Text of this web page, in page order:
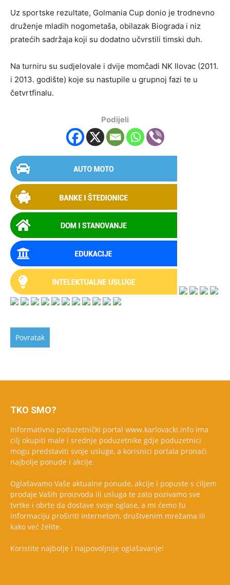
Uz sportske rezultate, Golmania Cup donio je trodnevno
druženje mladih nogometaša, obilazak Biograda i niz
pratećih sadržaja koji su dodatno učvrstili timski duh.
Na turniru su sudjelovale i dvije momčadi NK Ilovac (2011.
i 2013. godište) koje su nastupile u grupnoj fazi te u
četvrtfinalu.
Podijeli
TKO SMO?
Informativno poduzetnički portal www.karlovacki.info ima
cilj okupiti male i srednje poduzetnike gdje poduzetnici
mogu predstaviti svoje usluge, a korisnici portala pronaći
najbolje ponude i akcije.
Oglašavamo Vaše aktualne ponude, akcije i popuste s ciljem
prodaje Vaših proizvoda ili usluga te zato pozivamo sve
tvrtke i obrte da dostave svoje oglase, a mi ćemo tu
informaciju proširiti internetom, društvenim mrežama ili
kako već želite.
Koristite najbolje i najpovoljnije oglašavanje!